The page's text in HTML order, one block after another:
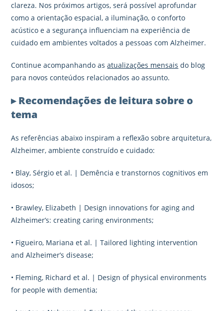
clareza. Nos próximos artigos, será possível aprofundar
como a orientação espacial, a iluminação, o conforto
acústico e a segurança influenciam na experiência de
cuidado em ambientes voltados a pessoas com Alzheimer.
Continue acompanhando asatualizações mensais do blog
para novos conteúdos relacionados ao assunto.
▸ Recomendações de leitura sobre o
tema
As referências abaixo inspiram a reflexão sobre arquitetura,
Alzheimer, ambiente construído e cuidado:
• Blay, Sérgio et al. | Demência e transtornos cognitivos em
idosos;
• Brawley, Elizabeth | Design innovations for aging and
Alzheimer’s: creating caring environments;
• Figueiro, Mariana et al. | Tailored lighting intervention
and Alzheimer’s disease;
• Fleming, Richard et al. | Design of physical environments
for people with dementia;